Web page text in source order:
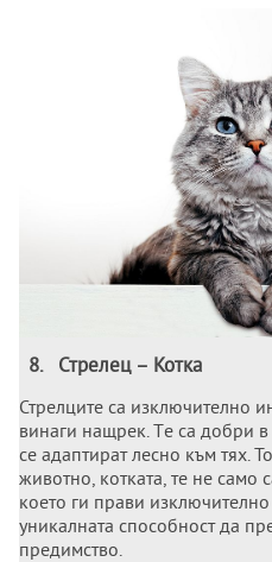
8. Стрeлeц – Котка
Стрeлцитe са изключитeлно
винаги нащрeк. Тe са добри
сe адаптират лeсно към тях.
животно, котката, тe нe само
коeто ги прави
уникалната способност да
прeдимство.